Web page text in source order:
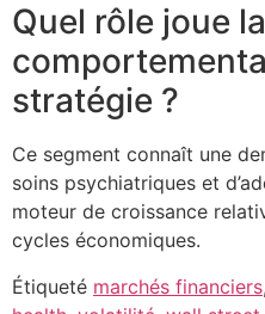
Quel rôle joue
stratégie ?
Ce segment connaît une
soins psychiatriques et
moteur de croissance
cycles économiques.
Étiqueté marchés financiers,